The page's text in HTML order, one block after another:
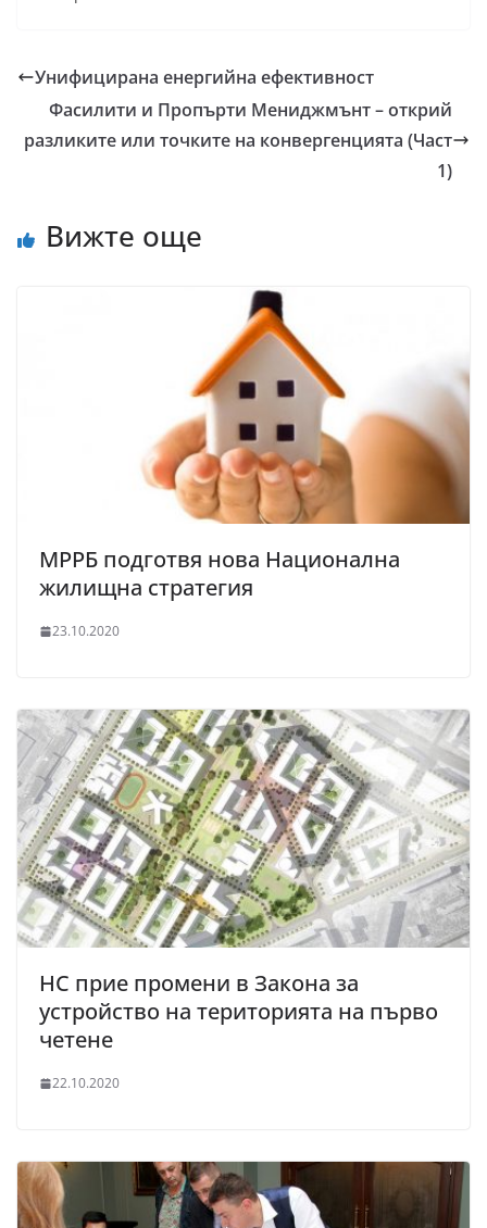
Унифицирана енергийна ефективност
Фасилити и Пропърти Мениджмънт – открий
разликите или точките на конвергенцията (Част
1)
Вижте още
МРРБ подготвя нова Национална
жилищна стратегия
23.10.2020
НС прие промени в Закона за
устройство на територията на първо
четене
22.10.2020